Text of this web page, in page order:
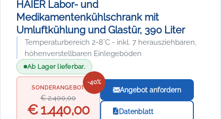
HAIER Labor- und
Medikamentenkühlschrank mit
Umluftkühlung und Glastür, 390 Liter
Temperaturbereich 2-8°C - inkl. 7 herausziehbaren,
höhenverstellbaren Einlegeböden
Ab Lager lieferbar.
-40%
SONDERANGEBOT
€ 2.400,00
€ 1.440,00
Angebot anfordern
Datenblatt